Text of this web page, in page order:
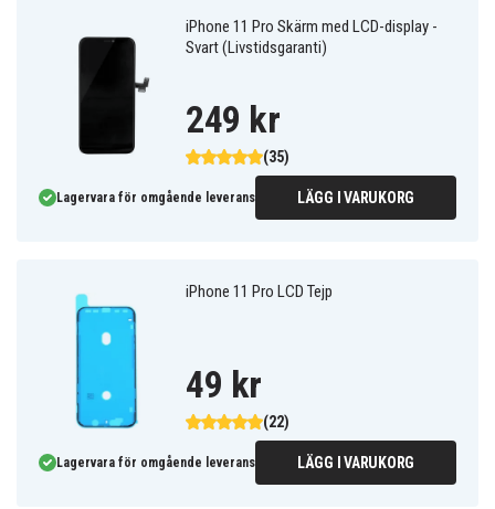
iPhone 11 Pro Skärm med LCD-display -
Svart (Livstidsgaranti)
(35)
249 kr
Lagervara för omgående leverans LÄGG I VARUKORG
iPhone 11 Pro LCD Tejp
(22)
49 kr
Lagervara för omgående leverans LÄGG I VARUKORG